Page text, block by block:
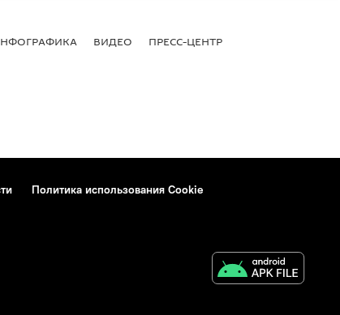
ВИДЕО ПРЕСС-ЦЕНТР
Политика использования Cookie